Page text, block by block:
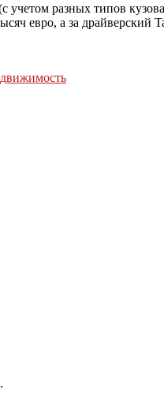
учетом разных типов
евро, а за